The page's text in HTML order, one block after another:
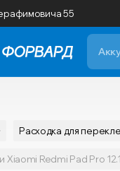
55
Расходка для
Xiaomi Redmi Pad Pro